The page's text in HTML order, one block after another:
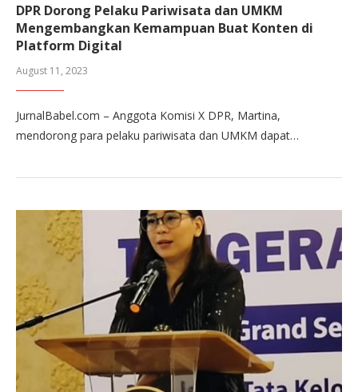
DPR Dorong Pelaku Pariwisata dan UMKM
Mengembangkan Kemampuan Buat Konten di
Platform Digital
August 11, 2023
JurnalBabel.com – Anggota Komisi X DPR, Martina,
mendorong para pelaku pariwisata dan UMKM dapat…